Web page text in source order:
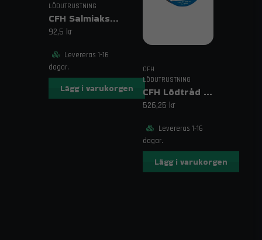
LÖDUTRUSTNING
CFH Salmiaksten
92,5 kr
Levereras 1-16
dagar.
Lägg i varukorgen
CFH
LÖDUTRUSTNING
CFH Lödtråd för VVS 250g
526,25 kr
Levereras 1-16
dagar.
Lägg i varukorgen